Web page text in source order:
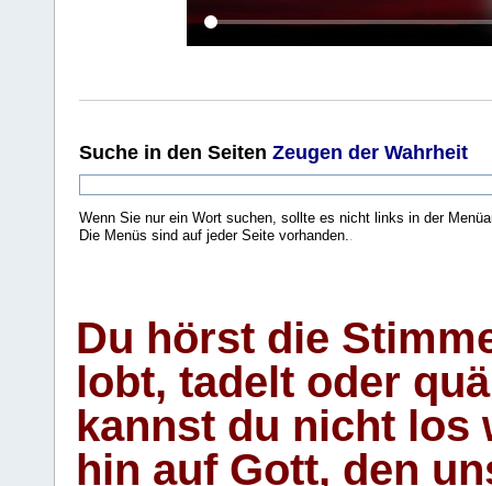
Suche in den Seiten Zeugen der Wahrheit
Wenn Sie nur ein Wort suchen, sollte es nicht links in der
Die Menüs sind auf jeder Seite vorhanden..
Du hörst die
lobt, tadelt oder
kannst du nicht los
hin auf Gott, den